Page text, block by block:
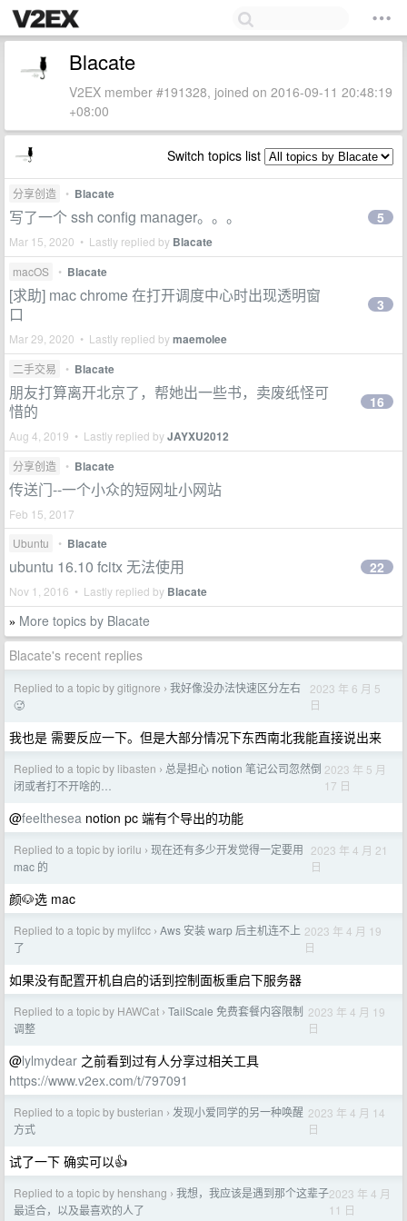
Blacate
V2EX member #191328, joined on 2016-09-11 20:48:19
+08:00
Switch topics list
分享创造 • Blacate
写了一个 ssh config manager。。。
Mar 15, 2020 • Lastly replied by Blacate
5
macOS • Blacate
[求助] mac chrome 在打开调度中心时出现透明窗
口
Mar 29, 2020 • Lastly replied bymaemolee
3
二手交易 • Blacate
朋友打算离开北京了，帮她出一些书，卖废纸怪可
惜的
Aug 4, 2019 • Lastly replied byJAYXU2012
16
分享创造 • Blacate
传送门--一个小众的短网址小网站
Feb 15, 2017
Ubuntu
• Blacate
ubuntu 16.10 fcitx 无法使用
Nov 1, 2016 • Lastly replied by Blacate
22
» More topics by Blacate
Blacate's recent replies
Replied to a topic by gitignore › 我好像没办法快速区分左右
🥵
2023 年 6 月 5
日
我也是 需要反应一下。但是大部分情况下东西南北我能直接说出来
Replied to a topic by libasten › 总是担心 notion 笔记公司忽然倒
闭或者打不开啥的…
2023 年 5 月
17 日
@feelthesea notion pc 端有个导出的功能
Replied to a topic by iorilu › 现在还有多少开发觉得一定要用
mac 的
2023 年 4 月 21
日
颜🐶选 mac
Replied to a topic by mylifcc › Aws 安装 warp 后主机连不上
了
2023 年 4 月 19
日
如果没有配置开机自启的话到控制面板重启下服务器
Replied to a topic by HAWCat › TailScale 免费套餐内容限制
调整
2023 年 4 月 19
日
@lylmydear 之前看到过有人分享过相关工具
https://www.v2ex.com/t/797091
Replied to a topic by busterian › 发现小爱同学的另一种唤醒
方式
2023 年 4 月 14
日
试了一下 确实可以👍
Replied to a topic by henshang › 我想，我应该是遇到那个这辈子
最适合，以及最喜欢的人了
2023 年 4 月
11 日